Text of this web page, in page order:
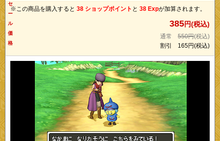
※この商品を購入すると 38 ショップポイント と 38 Expが加算されます。
セ
ー
ル
価
格
385円(税込)
通常 550円(税込)
割引 165円(税込)